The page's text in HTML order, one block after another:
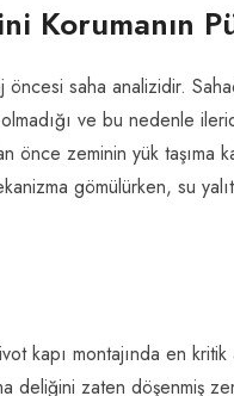
Korumanın
saha analizidir.
ve bu nedenle
önce zeminin yük taşıma
gömülürken, su
kapı montajında en kritik
deliğini zaten döşenmiş